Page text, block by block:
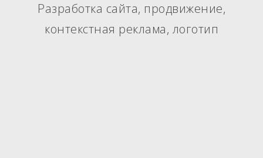
Разработка сайта, продвижение,
контекстная реклама, логотип